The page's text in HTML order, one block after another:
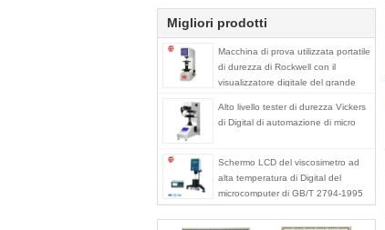
Migliori prodotti
Macchina di prova utilizzata portatile
di durezza di Rockwell con il
visualizzatore digitale del grande
Alto livello tester di durezza Vickers
di Digital di automazione di micro
Schermo LCD del viscosimetro ad
alta temperatura di Digital del
microcomputer di GB/T 2794-1995